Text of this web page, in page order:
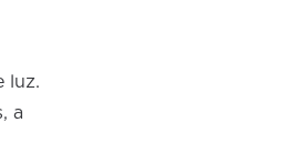
luz.
a